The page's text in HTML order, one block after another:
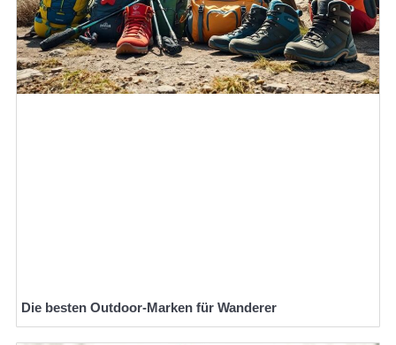
Die besten Outdoor-Marken für Wanderer